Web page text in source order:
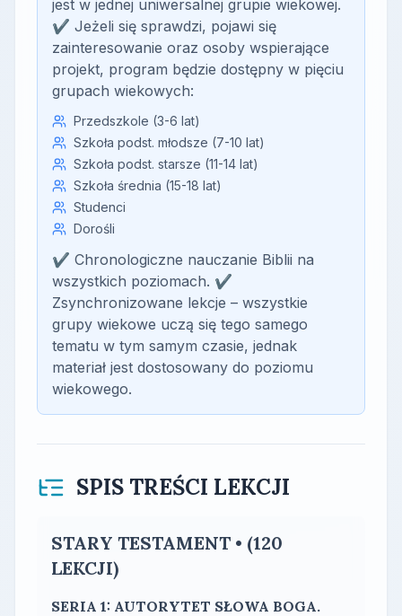
jest w jednej uniwersalnej grupie wiekowej.
✔ Jeżeli się sprawdzi, pojawi się
zainteresowanie oraz osoby wspierające
projekt, program będzie dostępny w pięciu
grupach wiekowych:
Przedszkole (3-6 lat)
Szkoła podst. młodsze (7-10 lat)
Szkoła podst. starsze (11-14 lat)
Szkoła średnia (15-18 lat)
Studenci
Dorośli
✔ Chronologiczne nauczanie Biblii na
wszystkich poziomach. ✔
Zsynchronizowane lekcje – wszystkie
grupy wiekowe uczą się tego samego
tematu w tym samym czasie, jednak
materiał jest dostosowany do poziomu
wiekowego.
SPIS TREŚCI LEKCJI
STARY TESTAMENT • (120
LEKCJI)
SERIA 1: AUTORYTET SŁOWA BOGA.